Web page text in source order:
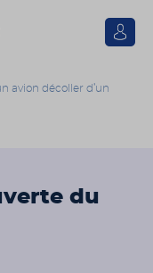
Se
avion décoller d’un
du